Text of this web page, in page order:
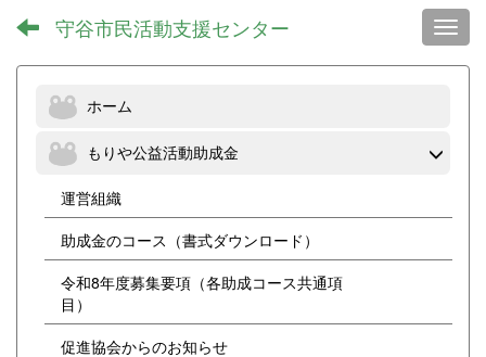
守谷市民活動支援センター
ホーム
もりや公益活動助成金
運営組織
助成金のコース（書式ダウンロード）
令和8年度募集要項（各助成コース共通項
目）
促進協会からのお知らせ